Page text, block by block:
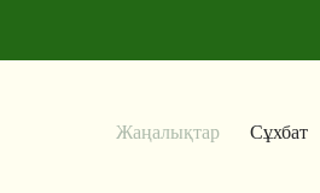
Жаңалықтар Сұхбат